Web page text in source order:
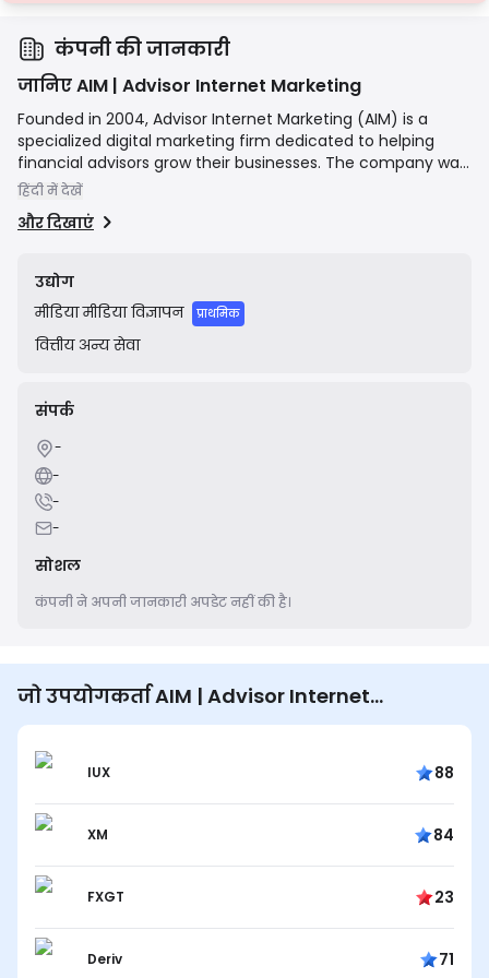
कंपनी की जानकारी
जानिए AIM | Advisor Internet Marketing
Founded in 2004, Advisor Internet Marketing (AIM) is a
specialized digital marketing firm dedicated to helping
financial advisors grow their businesses. The company was
started by a financial advisor who recognized the unique
marketing challenges and compliance requirements within
the financial services industry. AIM offers a comprehensive
engine optimization (SEO), content creation, email
marketing, and social media management, all tailored
specifically to attract and engage ideal clients for financial
professionals.
हिंदी में देखें
और दिखाएं
उद्योग
मीडिया मीडिया विज्ञापन प्राथमिक
वित्तीय अन्य सेवा
संपर्क
-
-
-
-
सोशल
कंपनी ने अपनी जानकारी अपडेट नहीं की है।
जो उपयोगकर्ता AIM | Advisor Internet
Marketing देखते हैं वे भी देखते हैं...
IUX 88
XM 84
FXGT 23
Deriv 71